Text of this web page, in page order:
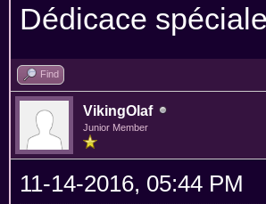
Dédicace
Find
VikingOlaf
Junior Member
11-14-2016, 05:44 PM